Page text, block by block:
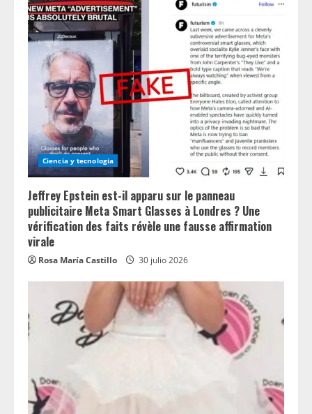
Ciencia y tecnologia
Jeffrey Epstein est-il apparu sur le panneau
publicitaire Meta Smart Glasses à Londres ? Une
vérification des faits révèle une fausse affirmation
virale
Rosa María Castillo 30 julio 2026